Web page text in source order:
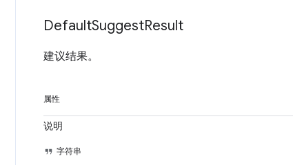
DefaultSuggestResult
建议结果。
属性
说明
字符串